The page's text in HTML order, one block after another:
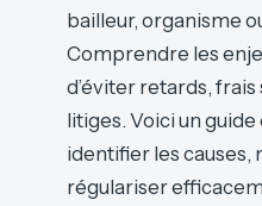
bailleur, organisme
Comprendre les
d’éviter retards,
litiges. Voici un
identifier les causes,
régulariser